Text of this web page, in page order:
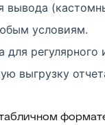
условиям.
регулярного
выгрузку